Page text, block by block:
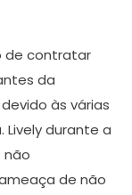
de contratar
da
às várias
durante a
não
de não